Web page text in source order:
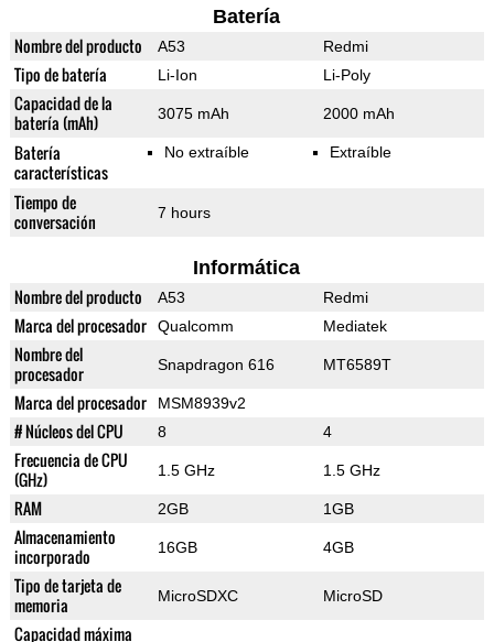
Batería
Nombre del producto A53 Redmi
Tipo de batería Li-Ion Li-Poly
Capacidad de la
batería (mAh)
3075 mAh 2000 mAh
Batería
características
No extraíble Extraíble
Tiempo de
conversación
7 hours
Informática
Nombre del producto A53 Redmi
Marca del procesador Qualcomm Mediatek
Nombre del
procesador
Snapdragon 616 MT6589T
Marca del procesador MSM8939v2
# Núcleos del CPU 8 4
Frecuencia de CPU
(GHz)
1.5 GHz 1.5 GHz
RAM 2GB 1GB
Almacenamiento
incorporado
16GB 4GB
Tipo de tarjeta de
memoria
MicroSDXC MicroSD
Capacidad máxima